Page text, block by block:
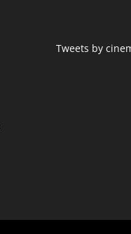
Tweets by